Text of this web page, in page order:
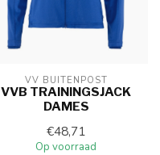
VV BUITENPOST
VVB TRAININGSJACK
DAMES
€48,71
Op voorraad